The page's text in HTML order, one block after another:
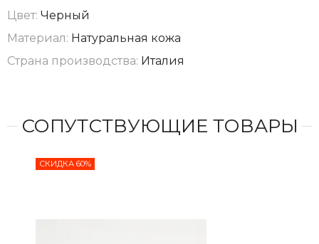
Цвет: Черный
Материал: Натуральная кожа
Страна производства: Италия
СОПУТСТВУЮЩИЕ ТОВАРЫ
СКИДКА 60%